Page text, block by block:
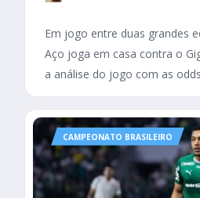
Em jogo entre duas grandes
Aço joga em casa contra o
a análise do jogo com as
CAMPEONATO BRASILEIRO